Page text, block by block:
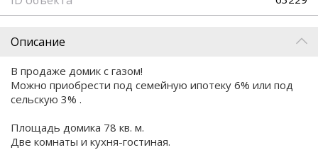
Описание
В продаже домик с газом!
Можно приобрести под семейную ипотеку 6% или под
сельскую 3% .
Площадь домика 78 кв. м.
Две комнаты и кухня-гостиная.